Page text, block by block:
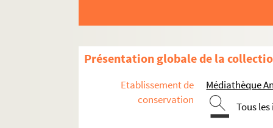
Présentation globale de la
Etablissement de
conservation
Médiathèque
Tous
J. Schneider, Zur Schulfrage
G. Lanson, Histoire d'Alsace (Matin,
H. Albert, HIstoire d'Alsace (J.